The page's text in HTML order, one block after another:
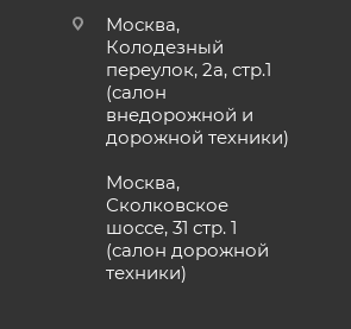
Москва,
Колодезный
переулок, 2а, стр.1
(салон
внедорожной и
дорожной техники)
Москва,
Сколковское
шоссе, 31 стр. 1
(салон дорожной
техники)